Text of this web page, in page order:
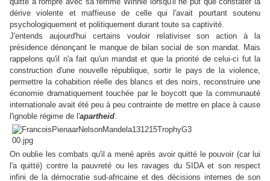
dérive violente et maffieuse de celle qui l'avait pourtant soutenu
psychologiquement et politiquement durant toute sa captivité.
J'entends aujourd'hui certains vouloir relativiser son action à la
présidence dénonçant le manque de bilan social de son mandat. Mais
rappelons qu'il n'a fait qu'un mandat et que la priorité de celui-ci fut la
construction d'une nouvelle république, sortir le pays de la violence,
permettre la cohabition réelle des blancs et des noirs, reconstruire une
économie dramatiquement touchée par le boycott que la communauté
internationale avait été peu à peu contrainte de mettre en place à cause
l'ignoble régime de l'apartheid.
On oublie les combats qu'il a mené après avoir quitté le pouvoir (car lui
l'a quitté) contre la pauvreté ou les ravages du SIDA et son respect
infini de la démocratie sud-africaine et des décisions internes de son